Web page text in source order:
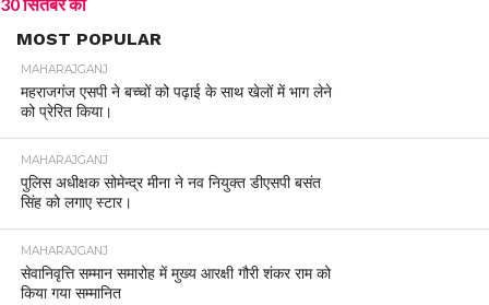
MOST POPULAR
MAHARAJGANJ
महराजगंज एसपी ने बच्चों को पढ़ाई के साथ खेलों में भाग लेने
को प्रेरित किया।
MAHARAJGANJ
पुलिस अधीक्षक सोमेन्द्र मीना ने नव नियुक्त डीएसपी बसंत
सिंह को लगाए स्टार।
MAHARAJGANJ
सेवानिवृत्ति सम्मान समारोह में मुख्य आरक्षी गौरी शंकर राम को
किया गया सम्मानित